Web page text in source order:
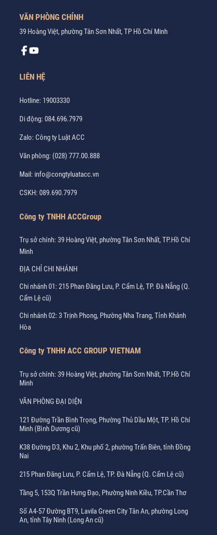
VĂN PHÒNG CHÍNH
39 Hoàng Việt, phường Tân Sơn Nhất, TP Hồ Chí Minh
LIÊN HỆ
Hotline: 19003330
Di động: 084.696.7979
Zalo: Công ty Luật ACC
Văn phòng: (028) 777.00.888
Mail: info@congtyluatacc.vn
CSKH: 089.690.7979
Công ty TNHH ACCGroup
Trụ sở chính: 39 Hoàng Việt, phường Tân Sơn Nhất, TP.Hồ Chí
Minh
ĐỊA CHỈ CHI NHÁNH
Chi nhánh 01: 215 Phan Đăng Lưu, P. Cẩm Lệ, TP. Đà Nẵng (Q.
Cẩm Lệ cũ)
Chi nhánh 02: 3 Trịnh Phong, Phường Nha Trang, Tỉnh Khánh
Hòa
Công ty TNHH ACC GROUP VIETNAM
Trụ sở chính: 39 Hoàng Việt, phường Tân Sơn Nhất, TP.Hồ Chí
Minh
VĂN PHÒNG ĐẠI DIỆN
121 Đường Trần Bình Trọng, Phường Thủ Dầu Một, TP. Hồ Chí
Minh (Bình Dương cũ)
K38 Đường D3, Khu 2, Khu phố 2, phường Trấn Biên, tỉnh Đồng
Nai
215 Phan Đăng Lưu, P. Cẩm Lệ, TP. Đà Nẵng (Q. Cẩm Lệ cũ)
Tầng 5, 153Q Trần Hưng Đạo, Phường Ninh Kiều, TP.Cần Thơ
Số A4-57 Đường BT9, Lavila Green City Tân An, phường Long
An, tỉnh Tây Ninh (Long An cũ)